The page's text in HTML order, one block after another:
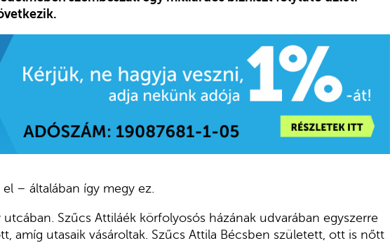
– általában így megy ez.
Szűcs Attiláék körfolyosós házának udvarában egyszerre
amíg utasaik vásároltak. Szűcs Attila Bécsben született, ott is nőtt